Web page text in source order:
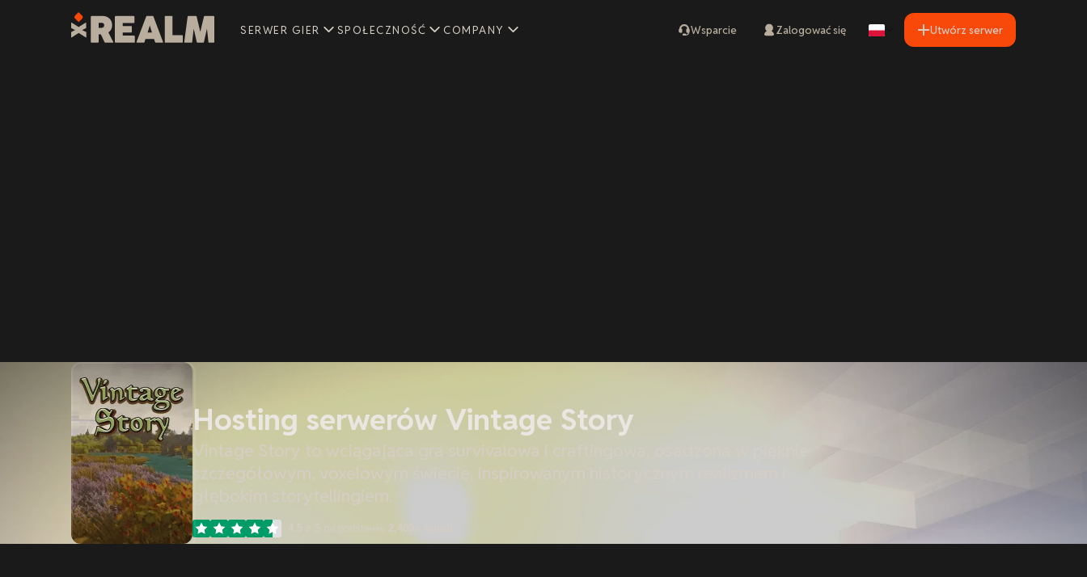
SERWER GIER SPOŁECZNOŚĆ COMPANY Wsparcie Zalogować się Utwórz serwer
Hosting serwerów Vintage Story
Vintage Story to wciągająca gra survivalowa i craftingowa, osadzona w pięknie
szczegółowym, voxelowym świecie, inspirowanym historycznym realizmem i
głębokim storytellingiem.
z 5 na podstawie 2,400+ opinii